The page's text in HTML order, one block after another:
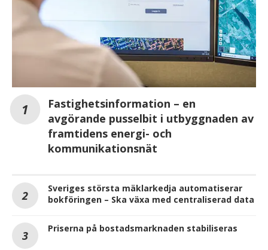
Fastighetsinformation – en
avgörande pusselbit i utbyggnaden av
framtidens energi- och
kommunikationsnät
Sveriges största mäklarkedja automatiserar
bokföringen – Ska växa med centraliserad data
Priserna på bostadsmarknaden stabiliseras